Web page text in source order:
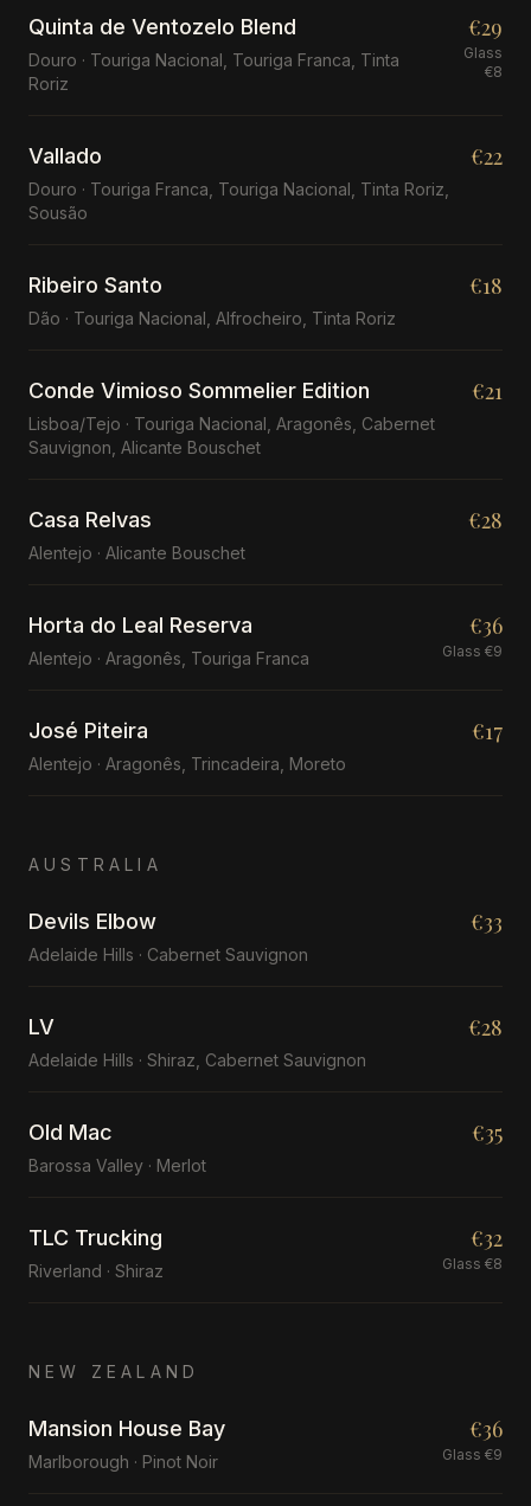
Quinta de Ventozelo Blend
Douro · Touriga Nacional, Touriga Franca, Tinta
Roriz
€29
Glass
€8
Vallado
Douro · Touriga Franca, Touriga Nacional, Tinta Roriz,
Sousão
€22
Ribeiro Santo
Dão · Touriga Nacional, Alfrocheiro, Tinta Roriz
€18
Conde Vimioso Sommelier Edition
Lisboa/Tejo · Touriga Nacional, Aragonês, Cabernet
Sauvignon, Alicante Bouschet
€21
Casa Relvas
Alentejo · Alicante Bouschet
€28
Horta do Leal Reserva
Alentejo · Aragonês, Touriga Franca
€36
Glass €9
José Piteira
Alentejo · Aragonês, Trincadeira, Moreto
€17
AUSTRALIA
Devils Elbow
Adelaide Hills · Cabernet Sauvignon
€33
LV
Adelaide Hills · Shiraz, Cabernet Sauvignon
€28
Old Mac
Barossa Valley · Merlot
€35
TLC Trucking
Riverland · Shiraz
€32
Glass €8
NEW ZEALAND
Mansion House Bay
Marlborough · Pinot Noir
€36
Glass €9